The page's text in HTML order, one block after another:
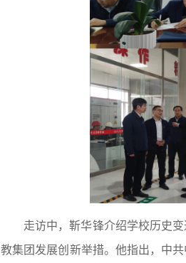
走访中，靳华锋介绍学校历史
教集团发展创新举措。他指出，中